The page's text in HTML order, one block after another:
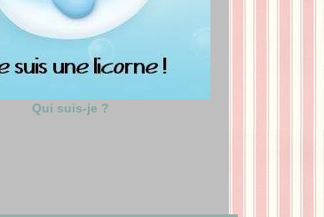
Qui suis-je ?